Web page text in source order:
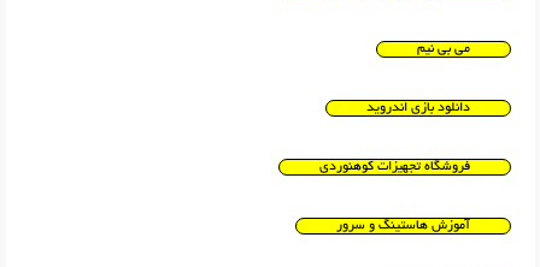
می بی نیم
دانلود بازی اندروید
فروشگاه تجهیزات کوهنوردی
آموزش هاستینگ و سرور